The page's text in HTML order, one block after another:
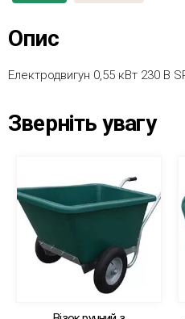
Опис
Електродвигун 0,55 кВт 230 В
Зверніть увагу